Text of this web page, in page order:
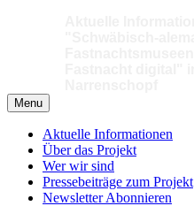
Menu
Aktuelle Informationen
Über das Projekt
Wer wir sind
Pressebeiträge zum Projekt
Newsletter Abonnieren